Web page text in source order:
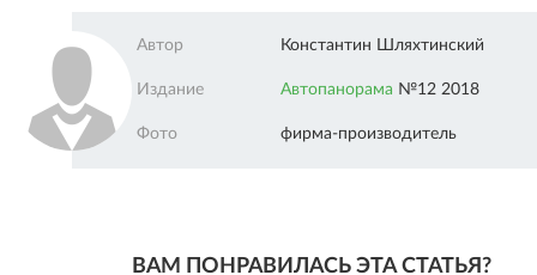
Автор Константин Шляхтинский
Издание Автопанорама №12 2018
Фото фирма-производитель
ВАМ ПОНРАВИЛАСЬ ЭТА СТАТЬЯ?